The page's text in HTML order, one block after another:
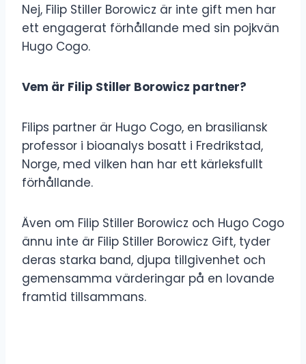
Nej, Filip Stiller Borowicz är inte gift men har
ett engagerat förhållande med sin pojkvän
Hugo Cogo.
Vem är Filip Stiller Borowicz partner?
Filips partner är Hugo Cogo, en brasiliansk
professor i bioanalys bosatt i Fredrikstad,
Norge, med vilken han har ett kärleksfullt
förhållande.
Även om Filip Stiller Borowicz och Hugo Cogo
ännu inte är Filip Stiller Borowicz Gift, tyder
deras starka band, djupa tillgivenhet och
gemensamma värderingar på en lovande
framtid tillsammans.